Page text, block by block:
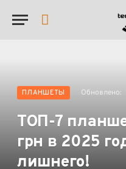
YouTube
ПЛАНШЕТЫ Обновлено:
ТОП-7
грн в 2025
лишнего!